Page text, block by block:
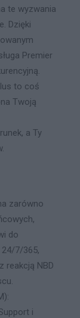
te wyzwania
Dzięki
Premier
to coś
Twoją
a Ty
zarówno
do
7/365,
reakcją NBD
i